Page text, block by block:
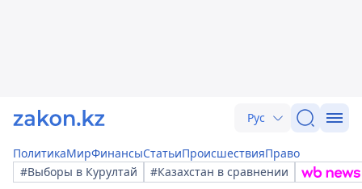
Рус
ПолитикаМирФинансыСтатьиПроисшествияПраво
#Выборы в Курултай
#Казахстан в сравнении